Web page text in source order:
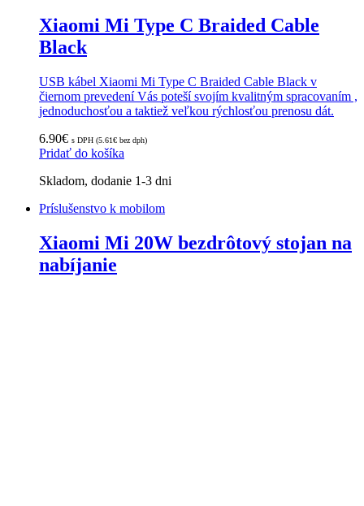
Xiaomi Mi Type C Braided Cable
Black
USB kábel Xiaomi Mi Type C Braided Cable Black v
čiernom prevedení Vás poteší svojím kvalitným spracovaním ,
jednoduchosťou a taktiež veľkou rýchlosťou prenosu dát.
6.90€ s DPH (5.61€ bez dph)
Pridať do košíka
Skladom, dodanie 1-3 dni
Príslušenstvo k mobilom
Xiaomi Mi 20W bezdrôtový stojan na
nabíjanie